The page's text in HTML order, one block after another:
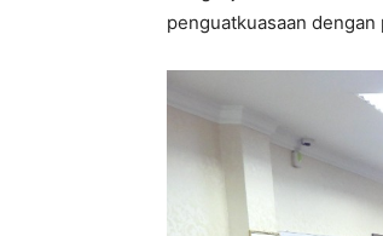
penguatkuasaan